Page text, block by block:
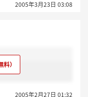
2005年3月23日 03:08
2005年2月27日 01:32